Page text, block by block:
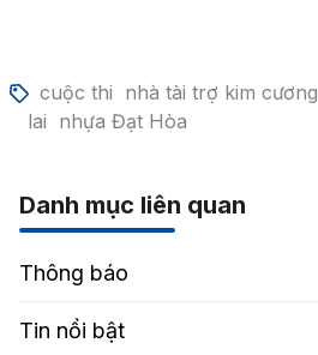
cuộc thi nhà tài trợ kim cương
lai nhựa Đạt Hòa
Danh mục liên quan
Thông báo
Tin nổi bật